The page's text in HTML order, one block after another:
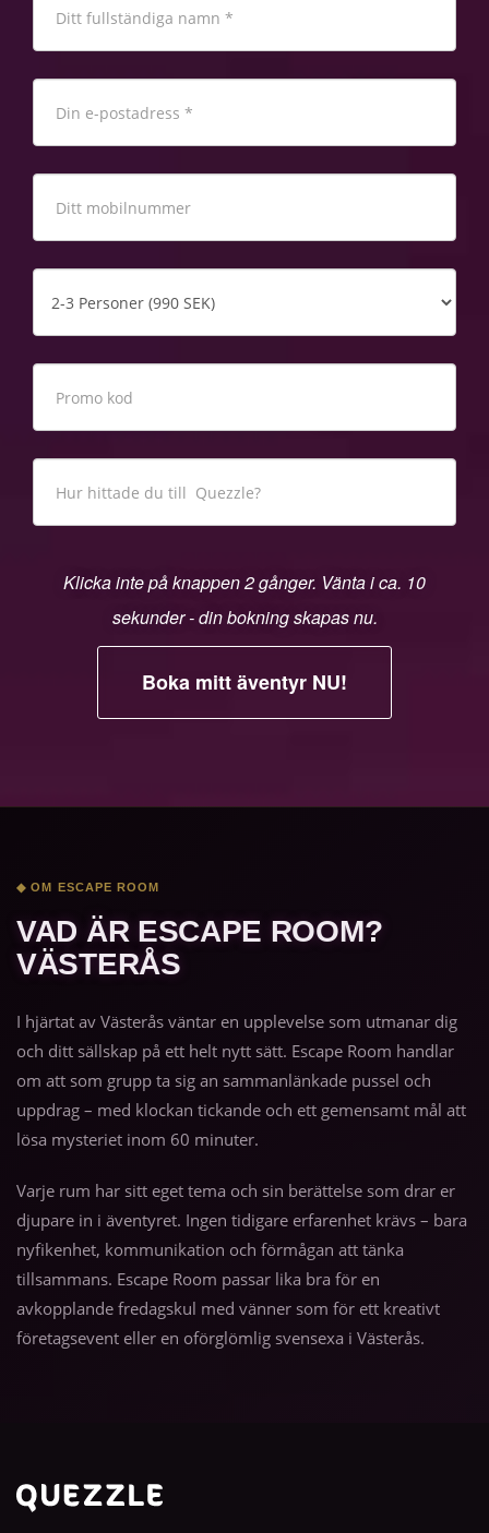
Klicka inte på knappen 2 gånger. Vänta i ca. 10
sekunder - din bokning skapas nu.
◆ OM ESCAPE ROOM
VAD ÄR ESCAPE ROOM?
VÄSTERÅS
I hjärtat av Västerås väntar en upplevelse som utmanar dig
och ditt sällskap på ett helt nytt sätt. Escape Room handlar
om att som grupp ta sig an sammanlänkade pussel och
uppdrag – med klockan tickande och ett gemensamt mål att
lösa mysteriet inom 60 minuter.
Varje rum har sitt eget tema och sin berättelse som drar er
djupare in i äventyret. Ingen tidigare erfarenhet krävs – bara
nyfikenhet, kommunikation och förmågan att tänka
tillsammans. Escape Room passar lika bra för en
avkopplande fredagskul med vänner som för ett kreativt
företagsevent eller en oförglömlig svensexa i Västerås.